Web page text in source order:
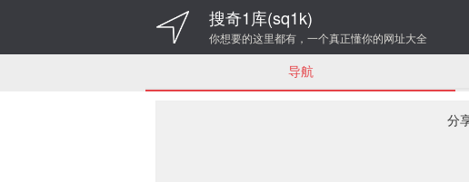
搜奇1库(sq1k)
你想要的这里都有，一个真正懂你的网址大全
导航
分